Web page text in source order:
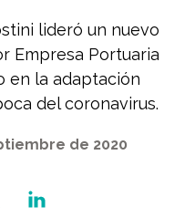
lideró un nuevo
Empresa Portuaria
en la adaptación
del coronavirus.
de 2020